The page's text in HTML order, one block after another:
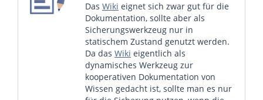
Das Wiki eignet sich zwar gut für die
Dokumentation, sollte aber als
Sicherungswerkzeug nur in
statischem Zustand genutzt werden.
Da das Wiki eigentlich als
dynamisches Werkzeug zur
kooperativen Dokumentation von
Wissen gedacht ist, sollte man es nur